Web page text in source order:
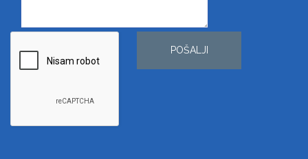
POŠALJI